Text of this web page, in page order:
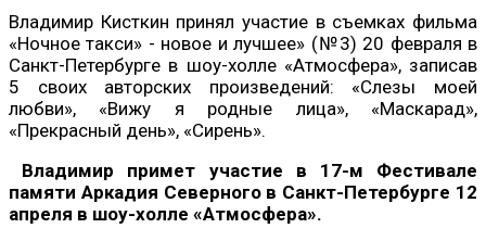
Владимир Кисткин принял участие в съемках фильма
«Ночное такси» - новое и лучшее» (№3) 20 февраля в
Санкт-Петербурге в шоу-холле «Атмосфера», записав
5 своих авторских произведений: «Слезы моей
любви», «Вижу я родные лица», «Маскарад»,
«Прекрасный день», «Сирень».
Владимир примет участие в 17-м Фестивале
памяти Аркадия Северного в Санкт-Петербурге 12
апреля в шоу-холле «Атмосфера».